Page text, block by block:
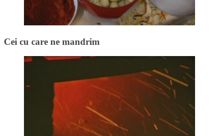
Cei cu care ne mandrim